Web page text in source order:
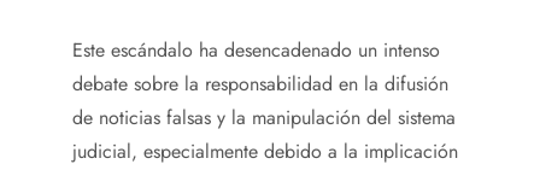
Este escándalo ha desencadenado un intenso
debate sobre la responsabilidad en la difusión
de noticias falsas y la manipulación del sistema
judicial, especialmente debido a la implicación